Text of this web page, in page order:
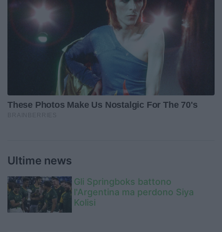
Ultime news
Gli Springboks battono
l'Argentina ma perdono Siya
Kolisi